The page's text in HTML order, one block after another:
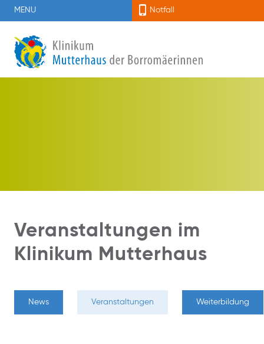
MENU Notfall
Veranstaltungen im
Klinikum Mutterhaus
News Veranstaltungen Weiterbildung